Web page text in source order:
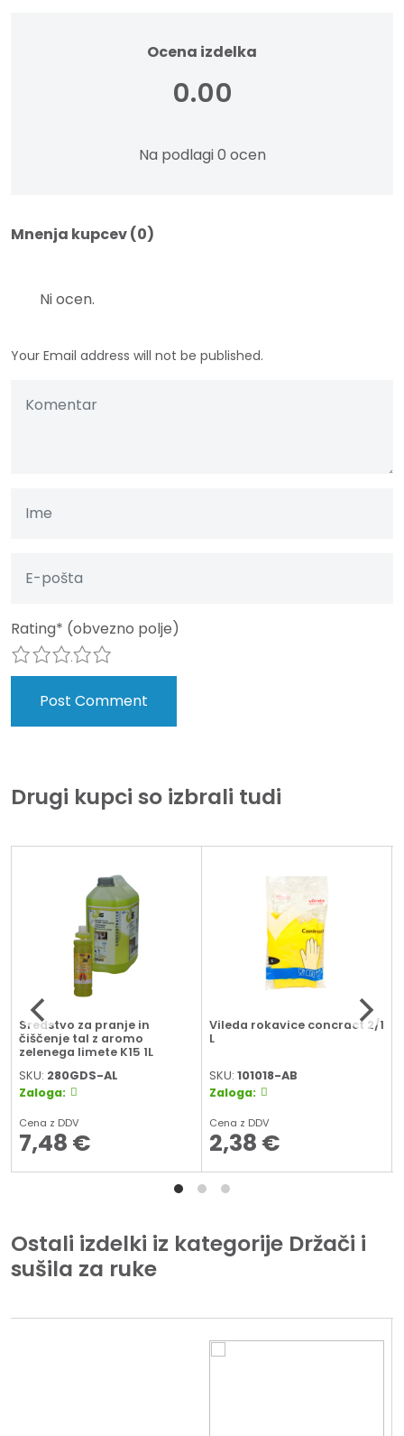
Mnenja kupcev (0)
Ni ocen.
Your Email address will not be published.
Rating* (obvezno polje)
5
4
3
2
Ocena izdelka
0.00
Na podlagi 0 ocen
Drugi kupci so izbrali tudi
Sredstvo za pranje in
čiščenje tal z aromo
zelenega limete K15 1L
SKU: 280GDS-AL
Zaloga:
Cena z DDV
7,48 €
Vileda rokavice concract 2/1
L
SKU:101018-AB
Zaloga:
Cena z DDV
2,38 €
Ostali izdelki iz kategorije Držači i
sušila za ruke